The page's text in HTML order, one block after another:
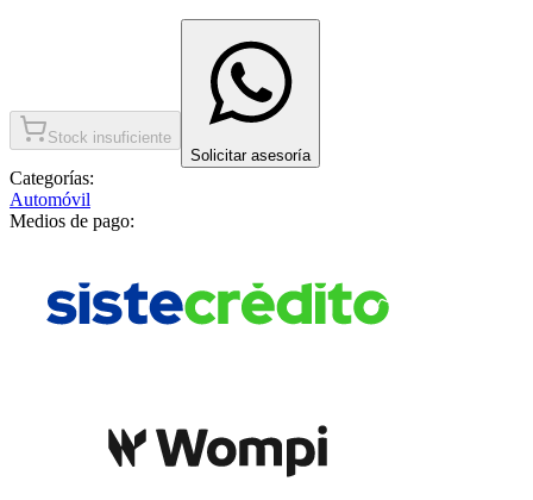
Stock insuficiente
Solicitar asesoría
Categorías:
Automóvil
Medios de pago: